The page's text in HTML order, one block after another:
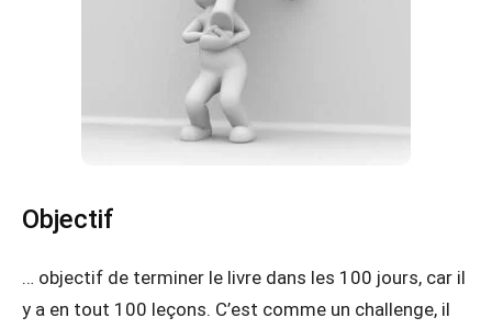
Objectif
… objectif de terminer le livre dans les 100 jours, car il
y a en tout 100 leçons. C’est comme un challenge, il